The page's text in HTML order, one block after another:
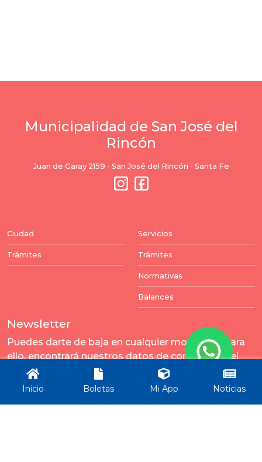
Municipalidad de San José del
Rincón
Juan de Garay 2159 - San José del Rincón - Santa Fe
Ciudad
Trámites
Servicios
Trámites
Normativas
Balances
Newsletter
Puedes darte de baja en cualquier momento. Para
ello, encontrará nuestros datos de contacto en el
aviso legal.
Enviar
Inicio Boletas Mi App Noticias